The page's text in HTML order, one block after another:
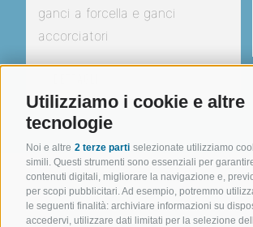
Utilizziamo i cookie e altre
tecnologie
Noi e altre 2 terze parti selezionate utilizziamo
simili. Questi strumenti sono essenziali per
contenuti digitali, migliorare la navigazione e,
per scopi pubblicitari. Ad esempio, potremmo
le seguenti finalità: archiviare informazioni su
accedervi, utilizzare dati limitati per la selezione
ganci a forcella e ganci
accorciatori